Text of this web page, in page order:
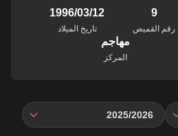
9
رقم القميص
12‏/03‏/1996
تاريخ الميلاد
مهاجم
المركز
2025/2026